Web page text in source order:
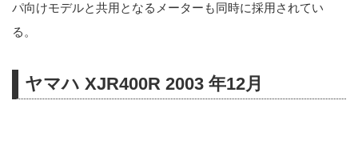
パ向けモデルと共用となるメーターも同時に採用されてい
る。
ヤマハ XJR400R 2003 年12月